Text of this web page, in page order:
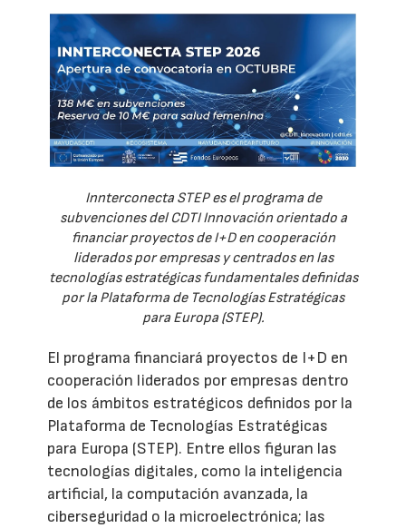
Innterconecta STEP es el programa de
subvenciones del CDTI Innovación orientado a
financiar proyectos de I+D en cooperación
liderados por empresas y centrados en las
tecnologías estratégicas fundamentales definidas
por la Plataforma de Tecnologías Estratégicas
para Europa (STEP).
El programa financiará proyectos de I+D en
cooperación liderados por empresas dentro
de los ámbitos estratégicos definidos por la
Plataforma de Tecnologías Estratégicas
para Europa (STEP). Entre ellos figuran las
tecnologías digitales, como la inteligencia
artificial, la computación avanzada, la
ciberseguridad o la microelectrónica; las